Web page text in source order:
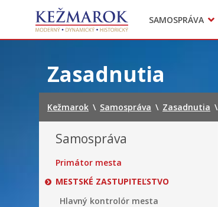
SAMOSPRÁVA
Mestská polícia
Sekcie úradu
Zasadnutia
Kežmarok \ Samospráva \ Zasadnutia \
Samospráva
Primátor mesta
MESTSKÉ ZASTUPITEĽSTVO
Hlavný kontrolór mesta